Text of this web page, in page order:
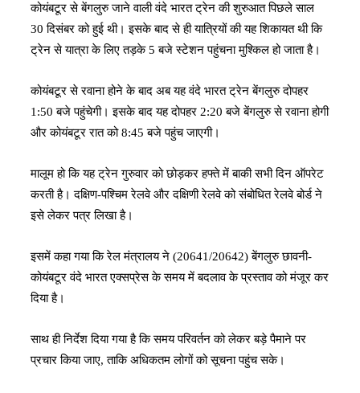
कोयंबटूर से बेंगलुरु जाने वाली वंदे भारत ट्रेन की शुरुआत पिछले साल
30 दिसंबर को हुई थी। इसके बाद से ही यात्रियों की यह शिकायत थी कि
ट्रेन से यात्रा के लिए तड़के 5 बजे स्टेशन पहुंचना मुश्किल हो जाता है।
कोयंबटूर से रवाना होने के बाद अब यह वंदे भारत ट्रेन बेंगलुरु दोपहर
1:50 बजे पहुंचेगी। इसके बाद यह दोपहर 2:20 बजे बेंगलुरु से रवाना होगी
और कोयंबटूर रात को 8:45 बजे पहुंच जाएगी।
मालूम हो कि यह ट्रेन गुरुवार को छोड़कर हफ्ते में बाकी सभी दिन ऑपरेट
करती है। दक्षिण-पश्चिम रेलवे और दक्षिणी रेलवे को संबोधित रेलवे बोर्ड ने
इसे लेकर पत्र लिखा है।
इसमें कहा गया कि रेल मंत्रालय ने (20641/20642) बेंगलुरु छावनी-
कोयंबटूर वंदे भारत एक्सप्रेस के समय में बदलाव के प्रस्ताव को मंजूर कर
दिया है।
साथ ही निर्देश दिया गया है कि समय परिवर्तन को लेकर बड़े पैमाने पर
प्रचार किया जाए, ताकि अधिकतम लोगों को सूचना पहुंच सके।